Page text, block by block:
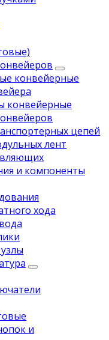
конвейерные
конвейерные
цепей
лент
и компоненты
хода
и